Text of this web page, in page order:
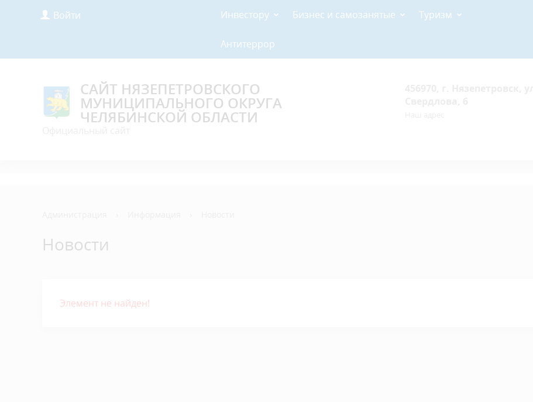
Войти Инвестору Бизнес и самозанятые Туризм
Антитеррор
САЙТ НЯЗЕПЕТРОВСКОГО
МУНИЦИПАЛЬНОГО ОКРУГА
ЧЕЛЯБИНСКОЙ ОБЛАСТИ
Новости
Элемент не найден!